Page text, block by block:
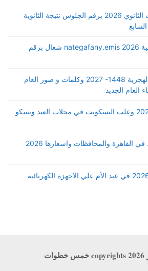
معرفة نتيجة الصف الثالث الثانوي 2026 برقم الجلوس نتيجة الثانوية
رابط نتيجة الدبلومات الفنية 2026 nategafany.emis شغال برقم
رسائل تهنئة رأس السنة الهجرية 1448- 2027 وكلمات و صور العام
جميع أسعار كحك العيد 2026 وعلب البسكويت في محلات العبد وبسكو
اجمل أماكن خروجة العيد في القاهرة والمحافظات واسعارها 2026
تخفيضات كارفور مارس 2026 في عيد الأم علي الاجهزة الكهربائية